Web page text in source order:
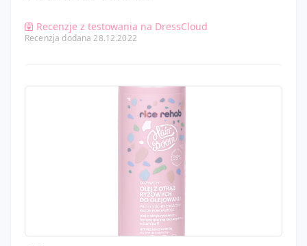
Recenzje z testowania na DressCloud
Recenzja dodana 28.12.2022